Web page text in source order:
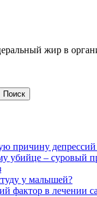
жир в
Поиск
причину
убийце – суровый
у малышей?
фактор в лечении